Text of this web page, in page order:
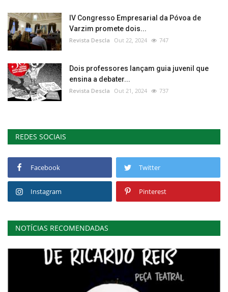
IV Congresso Empresarial da Póvoa de
Varzim promete dois...
Revista Descla Out 22, 2024 747
Dois professores lançam guia juvenil que
ensina a debater...
Revista Descla Out 21, 2024 737
REDES SOCIAIS
Facebook Twitter
Instagram Pinterest
NOTÍCIAS RECOMENDADAS